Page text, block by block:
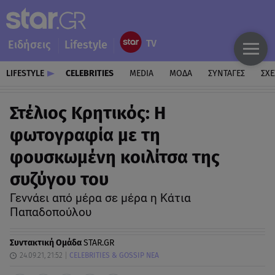
Ειδήσεις Lifestyle
LIFESTYLE CELEBRITIES MEDIA ΜΟΔΑ ΣΥΝΤΑΓΕΣ
Στέλιος Κρητικός: Η
φωτογραφία με τη
φουσκωμένη κοιλίτσα της
συζύγου του
Γεννάει από μέρα σε μέρα η Κάτια
Παπαδοπούλου
Συντακτική ΟμάδαSTAR.GR
24.09.21, 21:52 CELEBRITIES & GOSSIP ΝΕΑ